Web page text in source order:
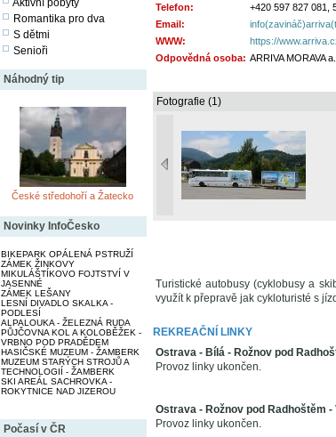
Aktivní pobyty
Romantika pro dva
S dětmi
Senioři
Náhodný tip
České středohoří a Žatecko
Novinky InfoČesko
BIKEPARK OPÁLENÁ PSTRUŽÍ
ZÁMEK ŽINKOVY
MIKULÁŠTÍKOVO FOJTSTVÍ V
JASENNÉ
ZÁMEK LEŠANY
LESNÍ DIVADLO SKALKA -
PODLESÍ
ALPALOUKA - ŽELEZNÁ RUDA
PŮJČOVNA KOL A KOLOBĚŽEK -
VRBNO POD PRADĚDEM
HASIČSKÉ MUZEUM - ŽAMBERK
MUZEUM STARÝCH STROJŮ A
TECHNOLOGIÍ - ŽAMBERK
SKI AREÁL SACHROVKA -
ROKYTNICE NAD JIZEROU
Počasí v ČR
Telefon:
+420 597 827 081,
Email:
WWW:
https://
Odpovědná osoba: ARRIVA MORAVA
Fotografie (1)
Turistické autobusy (cyklobusy a
využít k přepravě jak cykloturisté s
REKREAČNÍ LINKY
Ostrava - Bílá - Rožnov pod
Provoz linky ukončen.
Ostrava - Rožnov pod Radhoštěm
Provoz linky ukončen.